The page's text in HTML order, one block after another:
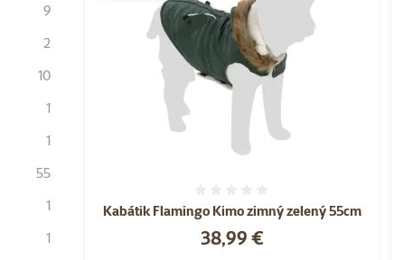
9
2
10
1
1
55
1
1
Kabátik Flamingo Kimo zimný zelený 55cm
Cena
38,99 €